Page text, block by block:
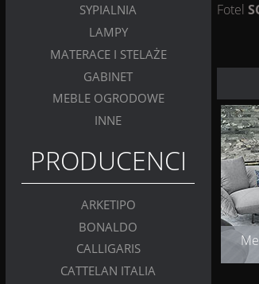
SYPIALNIA
LAMPY
MATERACE I STELAŻE
GABINET
MEBLE OGRODOWE
INNE
PRODUCENCI
ARKETIPO
BONALDO
CALLIGARIS
CATTELAN ITALIA
Fotel